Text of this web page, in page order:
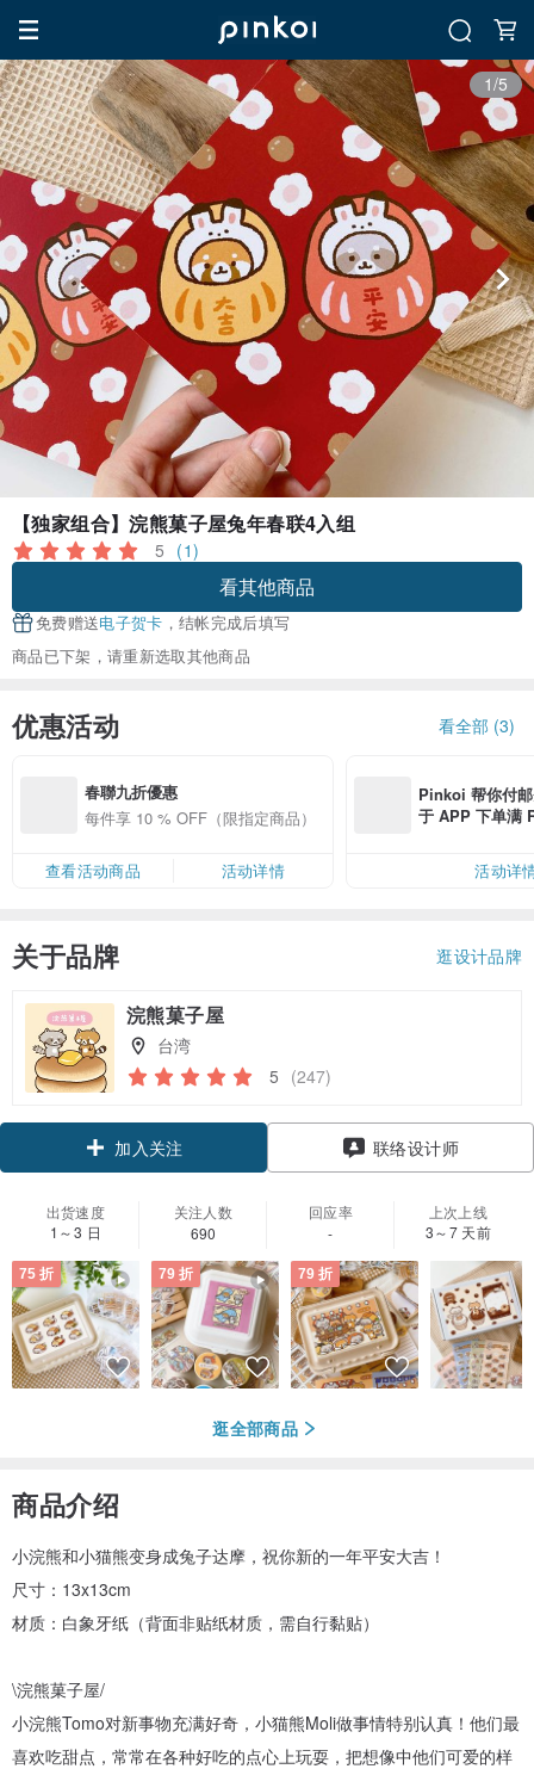
1/5
【独家组合】浣熊菓子屋兔年春联4入组
5 (1)
看其他商品
免费赠送电子贺卡 ，结帐完成后填写
商品已下架，请重新选取其他商品
优惠活动 看全部 (3)
春聯九折優惠
每件享 10 % OFF（限指定商品）
查看活动商品 活动详情
Pinkoi 帮你付
于 APP 下单满
活动详
关于品牌 逛设计品牌
浣熊菓子屋
台湾
5 (247)
加入关注
联络设计师
出货速度
1～3 日
关注人数
690
回应率
-
上次上线
3～7 天前
75 折 79 折 79 折
逛全部商品
商品介绍
小浣熊和小猫熊变身成兔子达摩，祝你新的一年平安大吉！
尺寸：13x13cm
材质：白象牙纸（背面非贴纸材质，需自行黏贴）
\浣熊菓子屋/
小浣熊Tomo对新事物充满好奇，小猫熊Moli做事情特别认真！他们最
喜欢吃甜点，常常在各种好吃的点心上玩耍，把想像中他们可爱的样